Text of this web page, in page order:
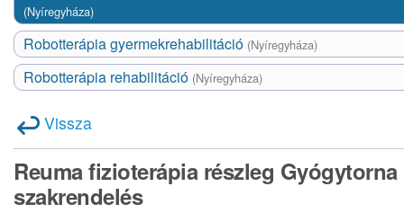
(Nyíregyháza)
Robotterápia gyermekrehabilitáció (Nyíregyháza)
Robotterápia rehabilitáció (Nyíregyháza)
Vissza
Reuma fizioterápia részleg Gyógytorna
szakrendelés